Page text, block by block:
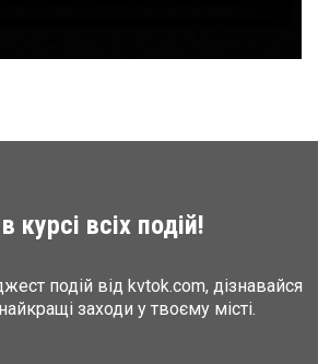
курсі всіх подій!
подій від kvtok.com, дізнавайся
заходи у твоєму місті.